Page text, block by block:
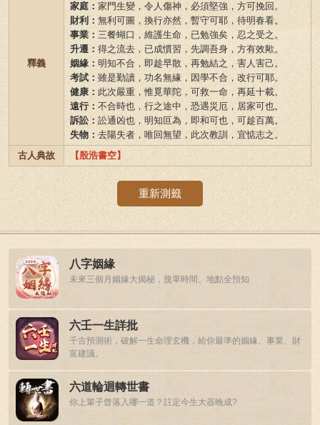
釋義
家庭： 家門生變，令人傷神，必須堅強，方可挽回。
財利： 無利可圖，換行亦然，暫守可耶，待明春看。
事業： 三餐蝴口，維護生命，已勉強矣，忍之受之。
升遷： 得之流去，已成慣習，先調吾身，方有效歟。
姻緣： 明知不合，即趁早散，再勉結之，害人害己。
考試： 雖是勤讀，功名無緣，因學不合，改行可耶。
健康： 此次嚴重，惟覓華陀，可救一命，再延十載。
遠行： 不合時也，行之途中，恐遇災厄，居家可也。
訴訟： 訟通凶也，明知叵為，即和可也，可趁百萬。
失物： 去陽失者，唯回無望，此次教訓，宜惦志之。
古人典故
【殷浩書空】
重新測籤
八字姻緣
未來三個月姻緣大揭秘，脫單時間、地點全預知
六壬一生詳批
千古預測術，破解一生命理玄機，給你最準的姻緣、事業、財
富建議。
六道輪迴轉世書
你上輩子曾落入哪一道？註定今生大器晚成?